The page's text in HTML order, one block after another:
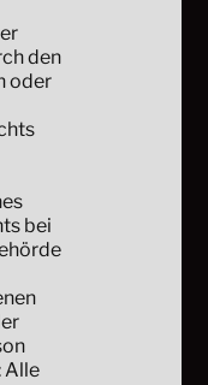
den
oder
bei
Alle